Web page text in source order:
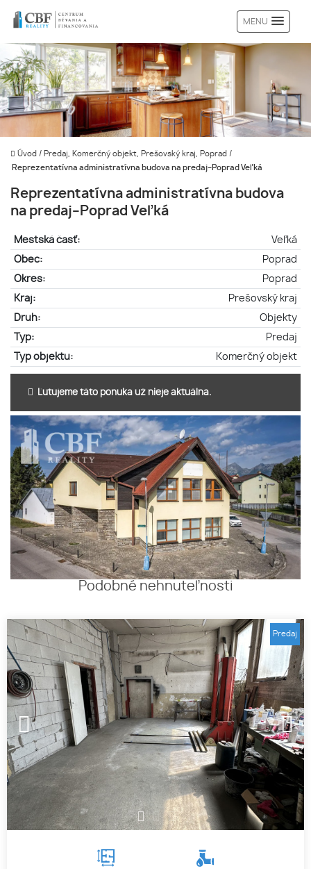
MENU
Úvod / Predaj, Komerčný objekt, Prešovský kraj, Poprad /
Reprezentatívna administratívna budova na predaj–Poprad Veľká
Reprezentatívna administratívna budova
na predaj–Poprad Veľká
Mestská časť:
Veľká
Obec:
Poprad
Okres:
Poprad
Kraj:
Prešovský kraj
Druh:
Objekty
Typ:
Predaj
Typ objektu:
Komerčný objekt
Ľutujeme táto ponuka už nieje aktuálna.
Podobné nehnuteľnosti
1 2 3
Predaj